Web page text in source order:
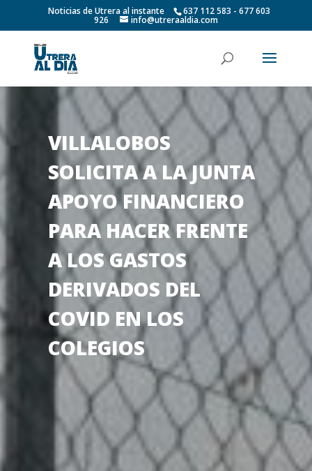
Noticias de Utrera al instante 637 112 583 - 677 603
926 info@utreraaldia.com
VILLALOBOS
SOLICITA A LA JUNTA
APOYO FINANCIERO
PARA HACER FRENTE
A LOS GASTOS
DERIVADOS DEL
COVID EN LOS
COLEGIOS